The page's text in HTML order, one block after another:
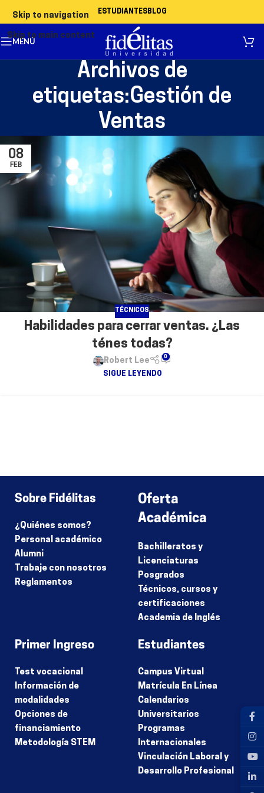
Skip to navigation
Skip to main content
ESTUDIANTESBLOG
MENÚ
Archivos de
etiquetas:Gestión de
Ventas
08
FEB
TÉCNICOS
Habilidades para cerrar ventas. ¿Las
ténes todas?
Robert Lee 0
SIGUE LEYENDO
Sobre Fidélitas
¿Quiénes somos?
Personal académico
Alumni
Trabaje con nosotros
Reglamentos
Oferta
Académica
Bachilleratos y
Licenciaturas
Posgrados
Técnicos, cursos y
certificaciones
Academia de Inglés
Primer Ingreso
Test vocacional
Información de
modalidades
Opciones de
financiamiento
Metodología STEM
Estudiantes
Campus Virtual
Matrícula En Línea
Calendarios
Universitarios
Programas
Internacionales
Vinculación Laboral y
Desarrollo Profesional